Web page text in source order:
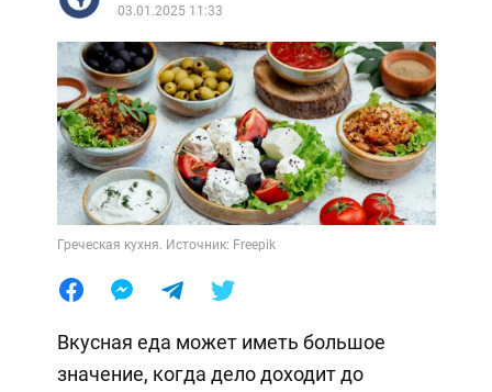
03.01.2025 11:33
Греческая кухня. Источник: Freepik
Вкусная еда может иметь большое
значение, когда дело доходит до